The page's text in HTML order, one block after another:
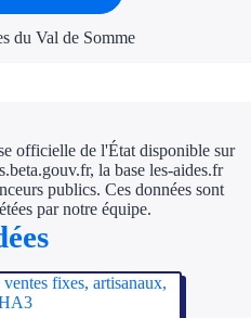
Accompagnement
FAQ
du Val de Somme
officielle de l'État disponible sur
la base les-aides.fr
publics. Ces données sont
par notre équipe.
fixes, artisanaux,